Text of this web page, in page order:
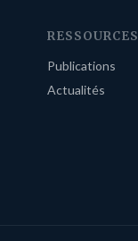
RESSOURCES
Publications
Actualités